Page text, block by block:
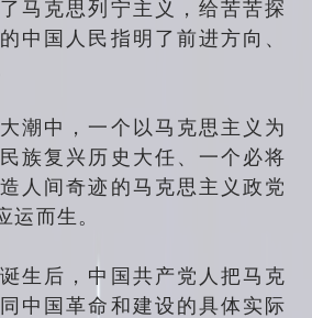
马克思列宁主义，给苦苦探
中国人民指明了前进方向、
中，一个以马克思主义为
族复兴历史大任、一个必将
人间奇迹的马克思主义政党
而生。
后，中国共产党人把马克
中国革命和建设的具体实际